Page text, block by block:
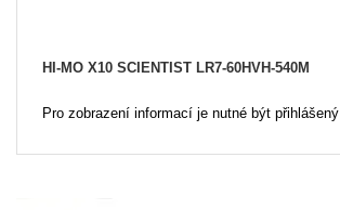
HI-MO X10 SCIENTIST LR7-60HVH-540M
Pro zobrazení informací je nutné být přihlášený